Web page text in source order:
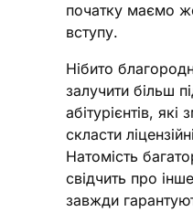
початку маємо
вступу.
Нібито
залучити більш
абітурієнтів,
скласти
Натомість
свідчить про
завжди